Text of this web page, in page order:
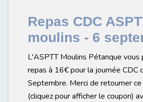
Repas CDC
moulins - 6
L'ASPTT Moulins Pétanque vous
repas à 16€ pour la journée CDC
Septembre. Merci de retourner ce
(cliquez pour afficher le coupon)